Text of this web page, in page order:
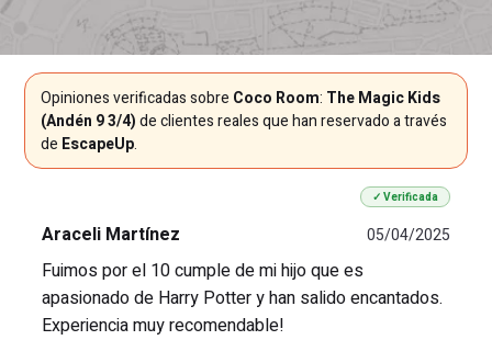
Opiniones verificadas sobre Coco Room: The Magic Kids
(Andén 9 3/4)de clientes reales que han reservado a través
de EscapeUp.
✓ Verificada
Araceli Martínez 05/04/2025
Fuimos por el 10 cumple de mi hijo que es
apasionado de Harry Potter y han salido encantados.
Experiencia muy recomendable!